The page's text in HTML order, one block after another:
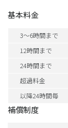
基本料金
3～6時間まで
12時間まで
24時間まで
超過料金
以降24時間毎
補償制度